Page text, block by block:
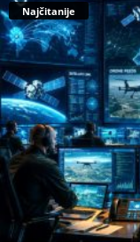
Najčitanije